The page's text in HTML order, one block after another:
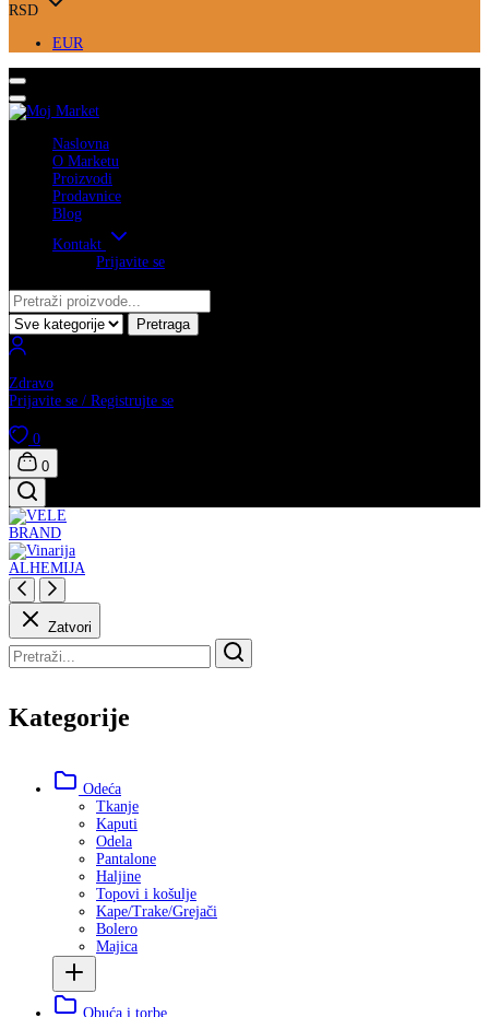
RSD
EUR
Naslovna
O Marketu
Proizvodi
Prodavnice
Blog
Kontakt
Prijavite se
Pretraga
Zdravo
Prijavite se / Registrujte se
0
0
Zatvori
Kategorije
Odeća
Tkanje
Kaputi
Odela
Pantalone
Haljine
Topovi i košulje
Kape/Trake/Grejači
Bolero
Majica
Obuća i torbe